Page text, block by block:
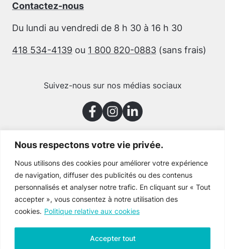
Nous respectons votre vie privée.
Nous utilisons des cookies pour améliorer votre expérience
de navigation, diffuser des publicités ou des contenus
personnalisés et analyser notre trafic. En cliquant sur « Tout
accepter », vous consentez à notre utilisation des
cookies. Politique relative aux cookies
Accepter tout
Contactez-nous
Du lundi au vendredi de 8 h 30 à 16 h 30
418 534-4139 ou 1 800 820-0883 (sans frais)
Suivez-nous sur nos médias sociaux
Merci à nos partenaires